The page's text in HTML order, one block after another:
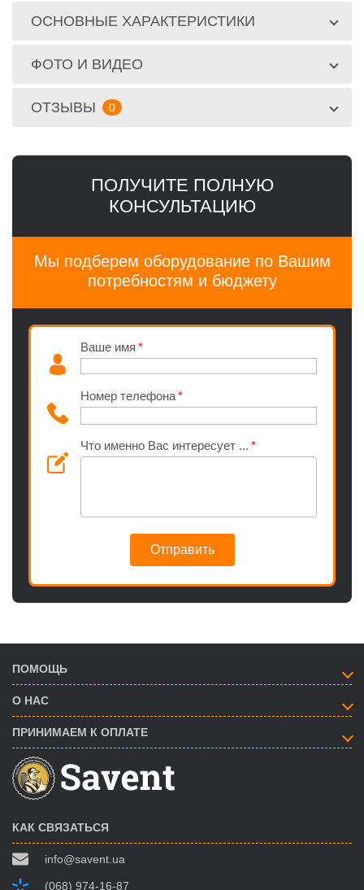
ОСНОВНЫЕ ХАРАКТЕРИСТИКИ
ФОТО И ВИДЕО
ОТЗЫВЫ 0
ПОЛУЧИТЕ ПОЛНУЮ
КОНСУЛЬТАЦИЮ
Мы подберем оборудование по Вашим
потребностям и бюджету
Ваше имя
Номер телефона
Что именно Вас интересует ...
Отправить
ПОМОЩЬ
О НАС
ПРИНИМАЕМ К ОПЛАТЕ
КАК СВЯЗАТЬСЯ
info@savent.ua
(068) 974-16-87